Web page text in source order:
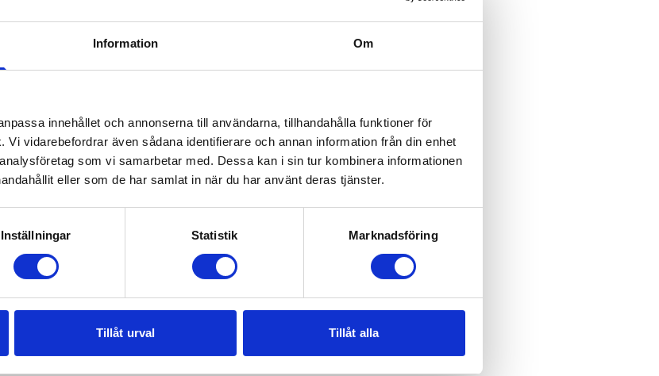
Information Om
innehållet och annonserna till användarna, tillhandahålla funktioner för
vidarebefordrar även sådana identifierare och annan information från din enhet
som vi samarbetar med. Dessa kan i sin tur kombinera informationen
eller som de har samlat in när du har använt deras tjänster.
Inställningar Statistik Marknadsföring
Tillåt urval Tillåt alla
också gillar